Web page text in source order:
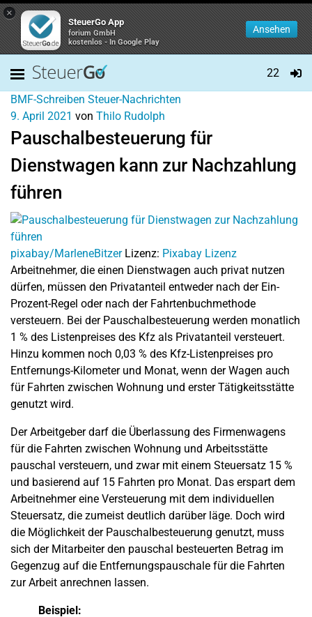
×
SteuerGo App
forium GmbH
kostenlos - In Google Play
Ansehen
22
BMF-Schreiben Steuer-Nachrichten
9. April 2021 von Thilo Rudolph
Pauschalbesteuerung für
Dienstwagen kann zur Nachzahlung
führen
pixabay/MarleneBitzerLizenz: Pixabay Lizenz
Arbeitnehmer, die einen Dienstwagen auch privat nutzen
dürfen, müssen den Privatanteil entweder nach der Ein-
Prozent-Regel oder nach der Fahrtenbuchmethode
versteuern. Bei der Pauschalbesteuerung werden monatlich
1 % des Listenpreises des Kfz als Privatanteil versteuert.
Hinzu kommen noch 0,03 % des Kfz-Listenpreises pro
Entfernungs-Kilometer und Monat, wenn der Wagen auch
für Fahrten zwischen Wohnung und erster Tätigkeitsstätte
genutzt wird.
Der Arbeitgeber darf die Überlassung des Firmenwagens
für die Fahrten zwischen Wohnung und Arbeitsstätte
pauschal versteuern, und zwar mit einem Steuersatz 15 %
und basierend auf 15 Fahrten pro Monat. Das erspart dem
Arbeitnehmer eine Versteuerung mit dem individuellen
Steuersatz, die zumeist deutlich darüber läge. Doch wird
die Möglichkeit der Pauschalbesteuerung genutzt, muss
sich der Mitarbeiter den pauschal besteuerten Betrag im
Gegenzug auf die Entfernungspauschale für die Fahrten
zur Arbeit anrechnen lassen.
Beispiel: